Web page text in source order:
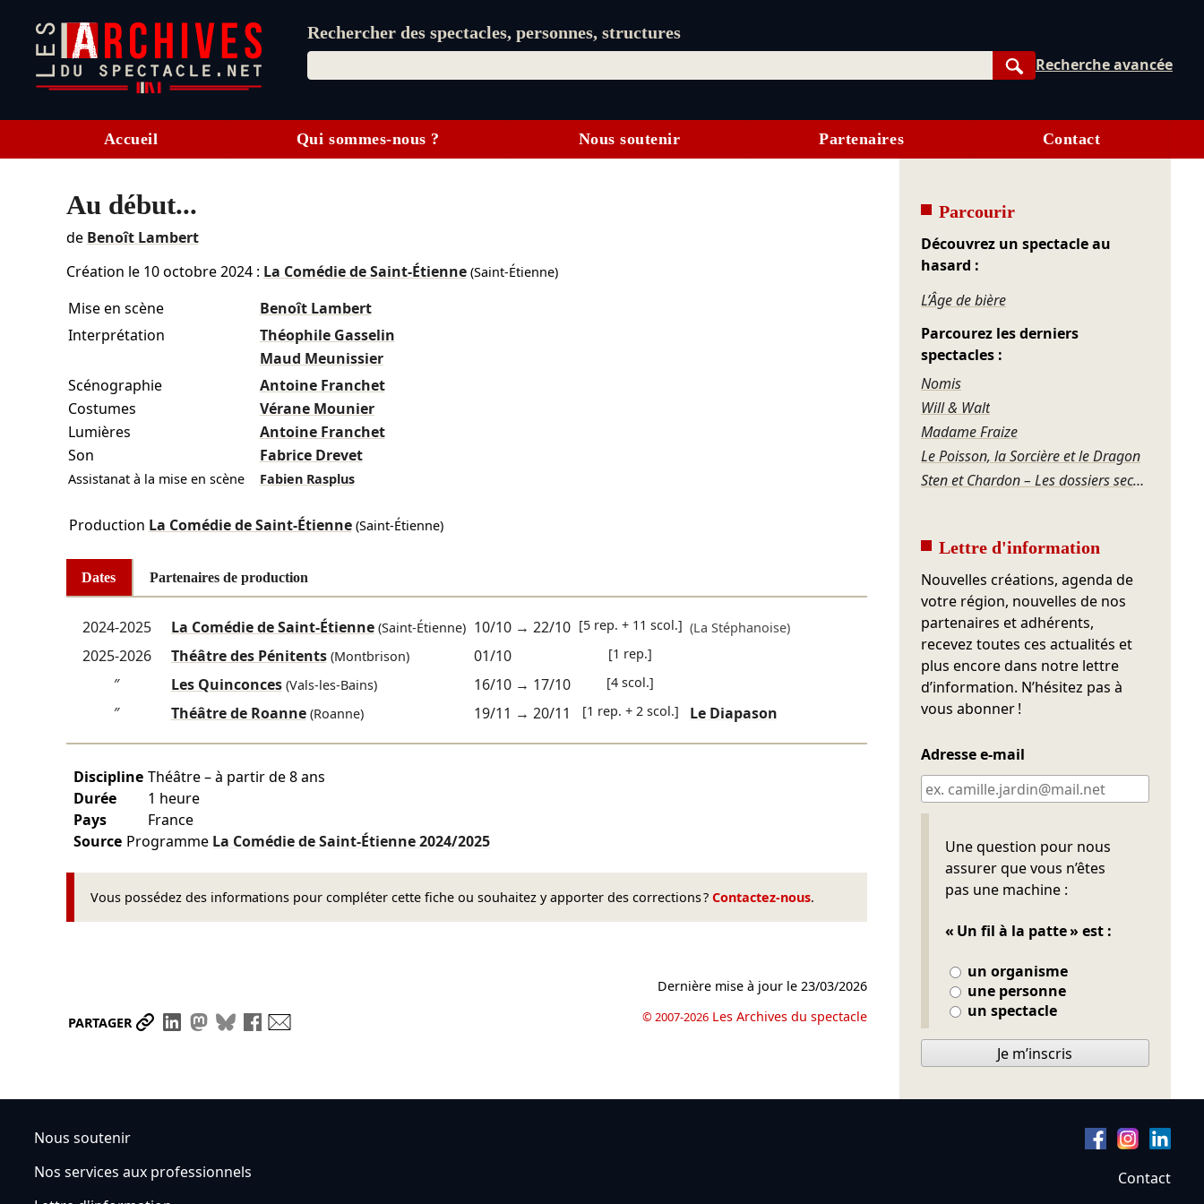
Rechercher des spectacles, personnes, structures
Rechercher
Recherche avancée
Accueil Qui sommes-nous ? Nous soutenir Partenaires Contact
Au début...
de Benoît Lambert
Création le 10 octobre 2024: La Comédie de Saint-Étienne(Saint-Étienne)
Mise en scène
Benoît Lambert
Interprétation
Théophile Gasselin
Maud Meunissier
Scénographie
Antoine Franchet
Costumes
Vérane Mounier
Lumières
Antoine Franchet
Son
Fabrice Drevet
Assistanat à la mise en scène Fabien Rasplus
Production La Comédie de Saint-Étienne(Saint-Étienne)
Dates Partenaires de production
2024-2025 La Comédie de Saint-Étienne(Saint-Étienne) 10/10→ 22/10 [5 rep. + 11 scol.] (La Stéphanoise)
2025-2026 Théâtre des Pénitents(Montbrison) 01/10 [1 rep.]
″ Les Quinconces(Vals-les-Bains) 16/10→ 17/10 [4 scol.]
″ Théâtre de Roanne(Roanne) 19/11 → 20/11 [1 rep. + 2 scol.] Le Diapason
Discipline Théâtre – à partir de 8 ans
Durée
1 heure
Pays
France
Source Programme La Comédie de Saint-Étienne2024/2025
Vous possédez des informations pour compléter cette fiche ou souhaitez y apporter des corrections ? Contactez-nous.
PARTAGER Partager le lien
Partager sur LinkedIn
Partager sur Mastodon
Partager sur Bluesky
Partager sur Facebook
Dernière mise à jour le23/03/2026
© 2007-2026 Les Archives du spectacle
Parcourir
Découvrez un spectacle au
hasard :
L’Âge de bière
Parcourez les derniers
spectacles :
Nomis
Will & Walt
Madame Fraize
Le Poisson, la Sorcière et le Dragon
Sten et Chardon – Les dossiers secrets de la SACEM
Lettre d'information
Nouvelles créations, agenda de
votre région, nouvelles de nos
partenaires et adhérents,
recevez toutes ces actualités et
plus encore dans notre lettre
d’information. N’hésitez pas à
vous abonner !
Adresse e-mail
Une question pour nous
assurer que vous n’êtes
pas une machine :
« Un fil à la patte » est :
un organisme
une personne
un spectacle
Ne pas remplir
Je m’inscris
Nous soutenir
Nos services aux professionnels
Contact